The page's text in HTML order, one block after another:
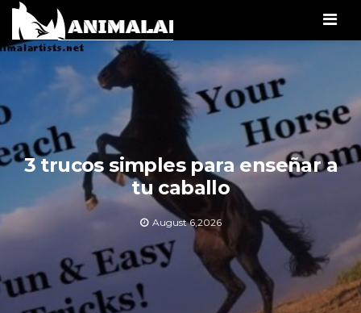
3 trucos simples para enseñar a
tu caballo
August 6,2026